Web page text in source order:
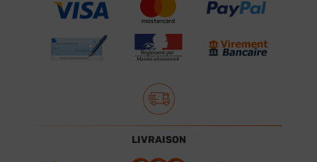
LIVRAISON